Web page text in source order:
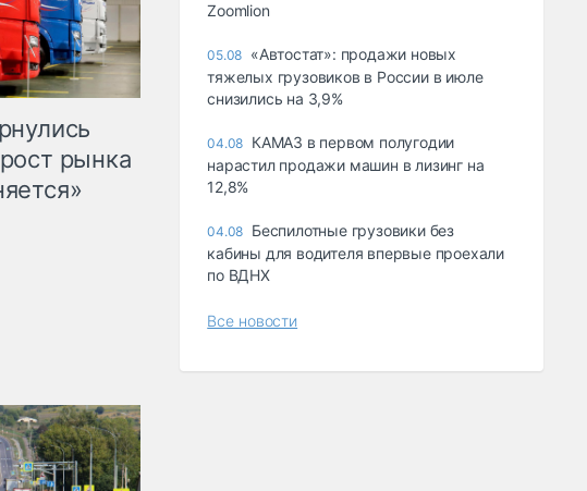
рынка
Zoomlion
05.08 «Автостат»: продажи новых
тяжелых грузовиков в России в июле
снизились на 3,9%
04.08 КАМАЗ в первом полугодии
нарастил продажи машин в лизинг на
12,8%
04.08 Беспилотные грузовики без
кабины для водителя впервые проехали
по ВДНХ
Все новости